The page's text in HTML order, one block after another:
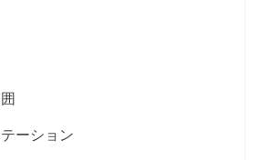
ーション